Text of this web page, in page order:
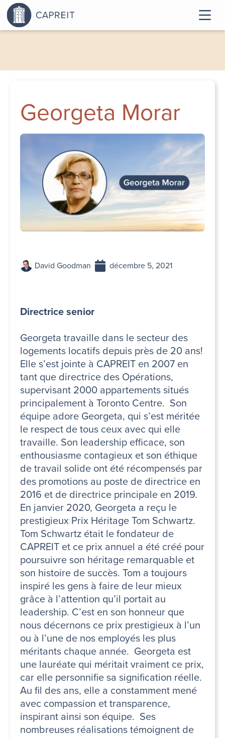
Georgeta Morar
David Goodman décembre 5, 2021
Directrice senior
Georgeta travaille dans le secteur des
logements locatifs depuis près de 20 ans!
Elle s’est jointe à CAPREIT en 2007 en
tant que directrice des Opérations,
supervisant 2000 appartements situés
principalement à Toronto Centre. Son
équipe adore Georgeta, qui s’est méritée
le respect de tous ceux avec qui elle
travaille. Son leadership efficace, son
enthousiasme contagieux et son éthique
de travail solide ont été récompensés par
des promotions au poste de directrice en
2016 et de directrice principale en 2019.
En janvier 2020, Georgeta a reçu le
prestigieux Prix Héritage Tom Schwartz.
Tom Schwartz était le fondateur de
CAPREIT et ce prix annuel a été créé pour
poursuivre son héritage remarquable et
son histoire de succès. Tom a toujours
inspiré les gens à faire de leur mieux
grâce à l’attention qu’il portait au
leadership. C’est en son honneur que
nous décernons ce prix prestigieux à l’un
ou à l’une de nos employés les plus
méritants chaque année. Georgeta est
une lauréate qui méritait vraiment ce prix,
car elle personnifie sa signification réelle.
Au fil des ans, elle a constamment mené
avec compassion et transparence,
inspirant ainsi son équipe. Ses
nombreuses réalisations témoignent de